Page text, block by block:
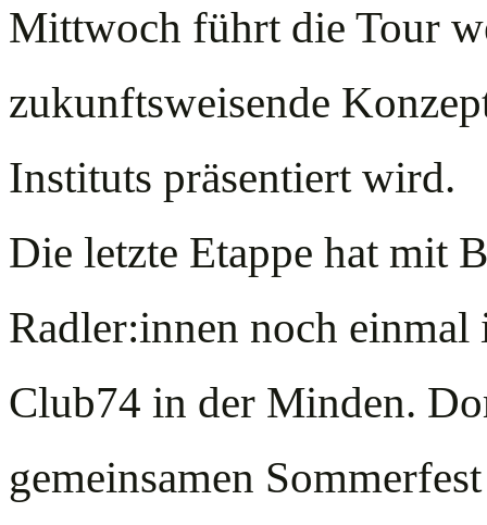
Mittwoch führt die Tour
zukunftsweisende
Instituts präsentiert wird.
Die letzte Etappe hat mit
Radler:innen noch
Club74 in der Minden.
gemeinsamen